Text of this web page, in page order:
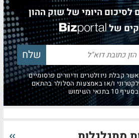
לסיכום היומי של שוק ההון
של
קבלת ניוזלטרים ודיוורים פרסומיים
ו/או באמצעות הסלולר בהתאם
השימוש